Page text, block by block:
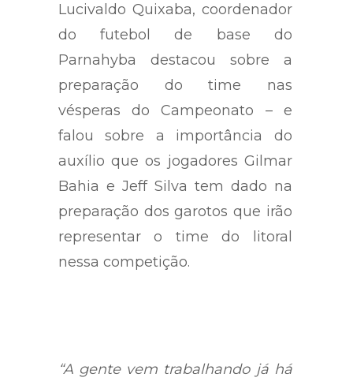
Lucivaldo Quixaba, coordenador
do futebol de base do
Parnahyba destacou sobre a
preparação do time nas
vésperas do Campeonato – e
falou sobre a importância do
auxílio que os jogadores Gilmar
Bahia e Jeff Silva tem dado na
preparação dos garotos que irão
representar o time do litoral
nessa competição.
“A gente vem trabalhando já há